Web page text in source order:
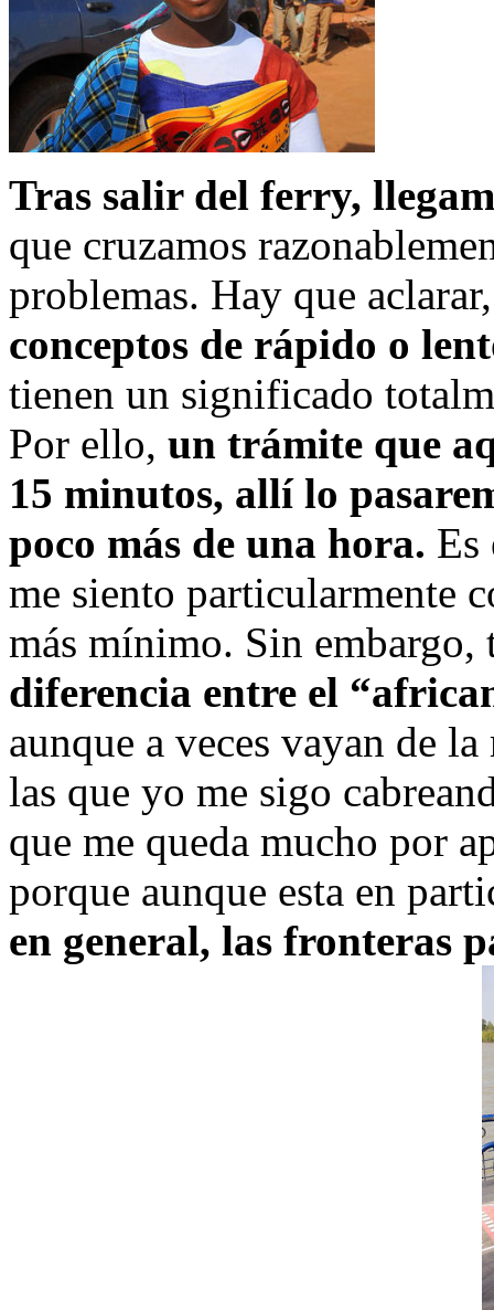
Tras salir del ferry,
que cruzamos
problemas. Hay que
conceptos de rápido o
tienen un significado
Por ello, un trámite que
15 minutos, allí lo
poco más de una hora. Es
me siento particularmente
más mínimo. Sin
diferencia entre el
aunque a veces vayan de
las que yo me sigo
que me queda mucho por
porque aunque esta en
en general, las fronteras